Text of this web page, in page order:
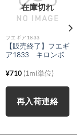
在庫切れ
フエギア1833
【販売終了】フエギ
ア1833 キロンボ
¥710 (1ml単位)
再入荷連絡